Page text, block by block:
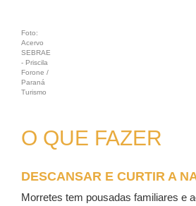
Foto:
Acervo
SEBRAE
- Priscila
Forone /
Paraná
Turismo
O QUE FAZER
DESCANSAR E CURTIR A
Morretes tem pousadas familiares e